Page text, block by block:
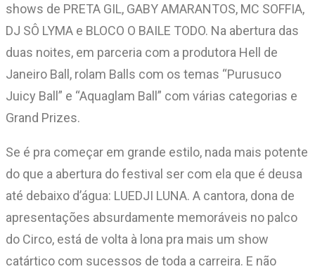
shows de PRETA GIL, GABY AMARANTOS, MC SOFFIA,
DJ SÔ LYMA e BLOCO O BAILE TODO. Na abertura das
duas noites, em parceria com a produtora Hell de
Janeiro Ball, rolam Balls com os temas “Purusuco
Juicy Ball” e “Aquaglam Ball” com várias categorias e
Grand Prizes.
Se é pra começar em grande estilo, nada mais potente
do que a abertura do festival ser com ela que é deusa
até debaixo d’água: LUEDJI LUNA. A cantora, dona de
apresentações absurdamente memoráveis no palco
do Circo, está de volta à lona pra mais um show
catártico com sucessos de toda a carreira. E não